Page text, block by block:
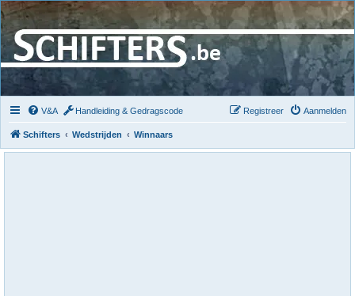
V&A Handleiding & Gedragscode Aanmelden
Registreer
Schifters Wedstrijden Winnaars